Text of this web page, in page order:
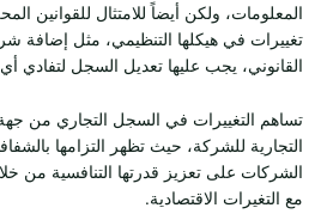
المعلومات، ولكن أيضاً للامتثال للقوانين
تغييرات في هيكلها التنظيمي، مثل إضافة
القانوني، يجب عليها تعديل السجل لتفادي
تساهم التغييرات في السجل التجاري من
التجارية للشركة، حيث تظهر التزامها
الشركات على تعزيز قدرتها التنافسية من
مع التغيرات الاقتصادية.